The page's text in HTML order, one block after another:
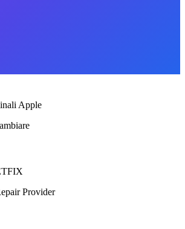
Apple
Provider